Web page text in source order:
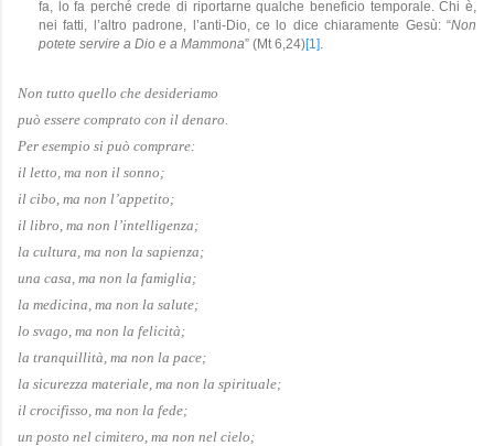
fa, lo fa perché crede di riportarne qualche beneficio temporale. Chi è,
nei fatti, l’altro padrone, l’anti-Dio, ce lo dice chiaramente Gesù: “Non
potete servire a Dio e a Mammona” (Mt 6,24)[1].
Non tutto quello che desideriamo
può essere comprato con il denaro.
Per esempio si può comprare:
il letto, ma non il sonno;
il cibo, ma non l’appetito;
il libro, ma non l’intelligenza;
la cultura, ma non la sapienza;
una casa, ma non la famiglia;
la medicina, ma non la salute;
lo svago, ma non la felicità;
la tranquillità, ma non la pace;
la sicurezza materiale, ma non la spirituale;
il crocifisso, ma non la fede;
un posto nel cimitero, ma non nel cielo;